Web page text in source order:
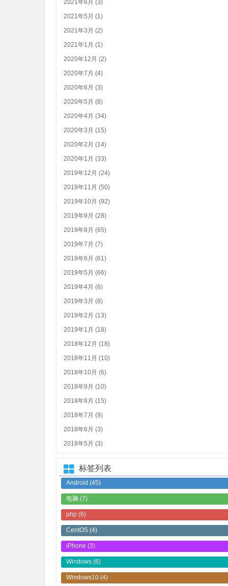
2021年6月 (3)
2021年5月 (1)
2021年3月 (2)
2021年1月 (1)
2020年12月 (2)
2020年7月 (4)
2020年6月 (3)
2020年5月 (8)
2020年4月 (34)
2020年3月 (15)
2020年2月 (14)
2020年1月 (33)
2019年12月 (24)
2019年11月 (50)
2019年10月 (92)
2019年9月 (28)
2019年8月 (65)
2019年7月 (7)
2019年6月 (61)
2019年5月 (66)
2019年4月 (6)
2019年3月 (8)
2019年2月 (13)
2019年1月 (18)
2018年12月 (18)
2018年11月 (10)
2018年10月 (6)
2018年9月 (10)
2018年8月 (15)
2018年7月 (9)
2018年6月 (3)
2018年5月 (3)
标签列表
Android (45)
电脑 (7)
php (6)
CentOS (4)
iPhone (3)
Windows (6)
Windows10 (4)